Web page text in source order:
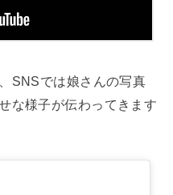
SNSでは娘さんの写真
な様子が伝わってきます